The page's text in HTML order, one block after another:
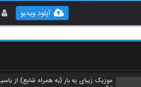
آپلود ویدیو
اکتاو آهنگ 2 سال (به همراه سیجل)
موزیک زیبای یه بار (به همراه شایع) از